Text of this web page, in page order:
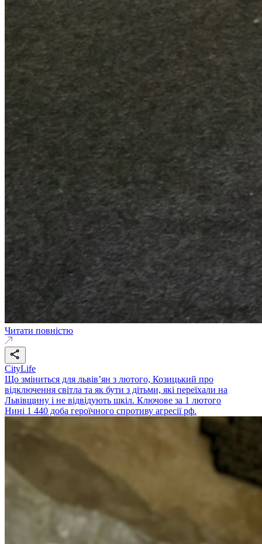
Читати повністю
CityLife
Що зміниться для львів’ян з лютого, Козицький про
відключення світла та як бути з дітьми, які переїхали на
Львівщину і не відвідують шкіл. Ключове за 1 лютого
Нині 1 440 доба героїчного спротиву агресії рф.